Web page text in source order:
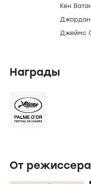
Кен
Джордан
Джеймс
Награды
От режиссера